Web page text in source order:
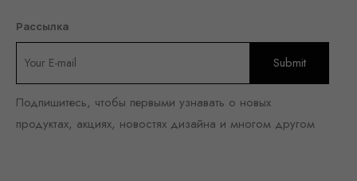
Рассылка
Подпишитесь, чтобы первыми узнавать о новых
продуктах, акциях, новостях дизайна и многом другом